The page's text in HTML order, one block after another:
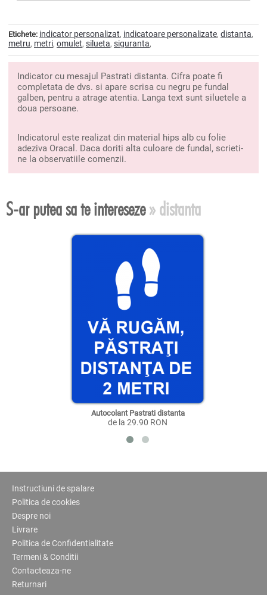
Etichete: indicator personalizat, indicatoare personalizate, distanta,
metru, metri, omulet, silueta, siguranta,
Indicator cu mesajul Pastrati distanta. Cifra poate fi
completata de dvs. si apare scrisa cu negru pe fundal
galben, pentru a atrage atentia. Langa text sunt siluetele a
doua persoane.
Indicatorul este realizat din material hips alb cu folie
adeziva Oracal. Daca doriti alta culoare de fundal, scrieti-
ne la observatiile comenzii.
S-ar putea sa te intereseze» distanta
Autocolant Pastrati distanta
de la 29.90 RON
Instructiuni de spalare
Politica de cookies
Despre noi
Livrare
Politica de Confidentialitate
Termeni & Conditii
Contacteaza-ne
Returnari